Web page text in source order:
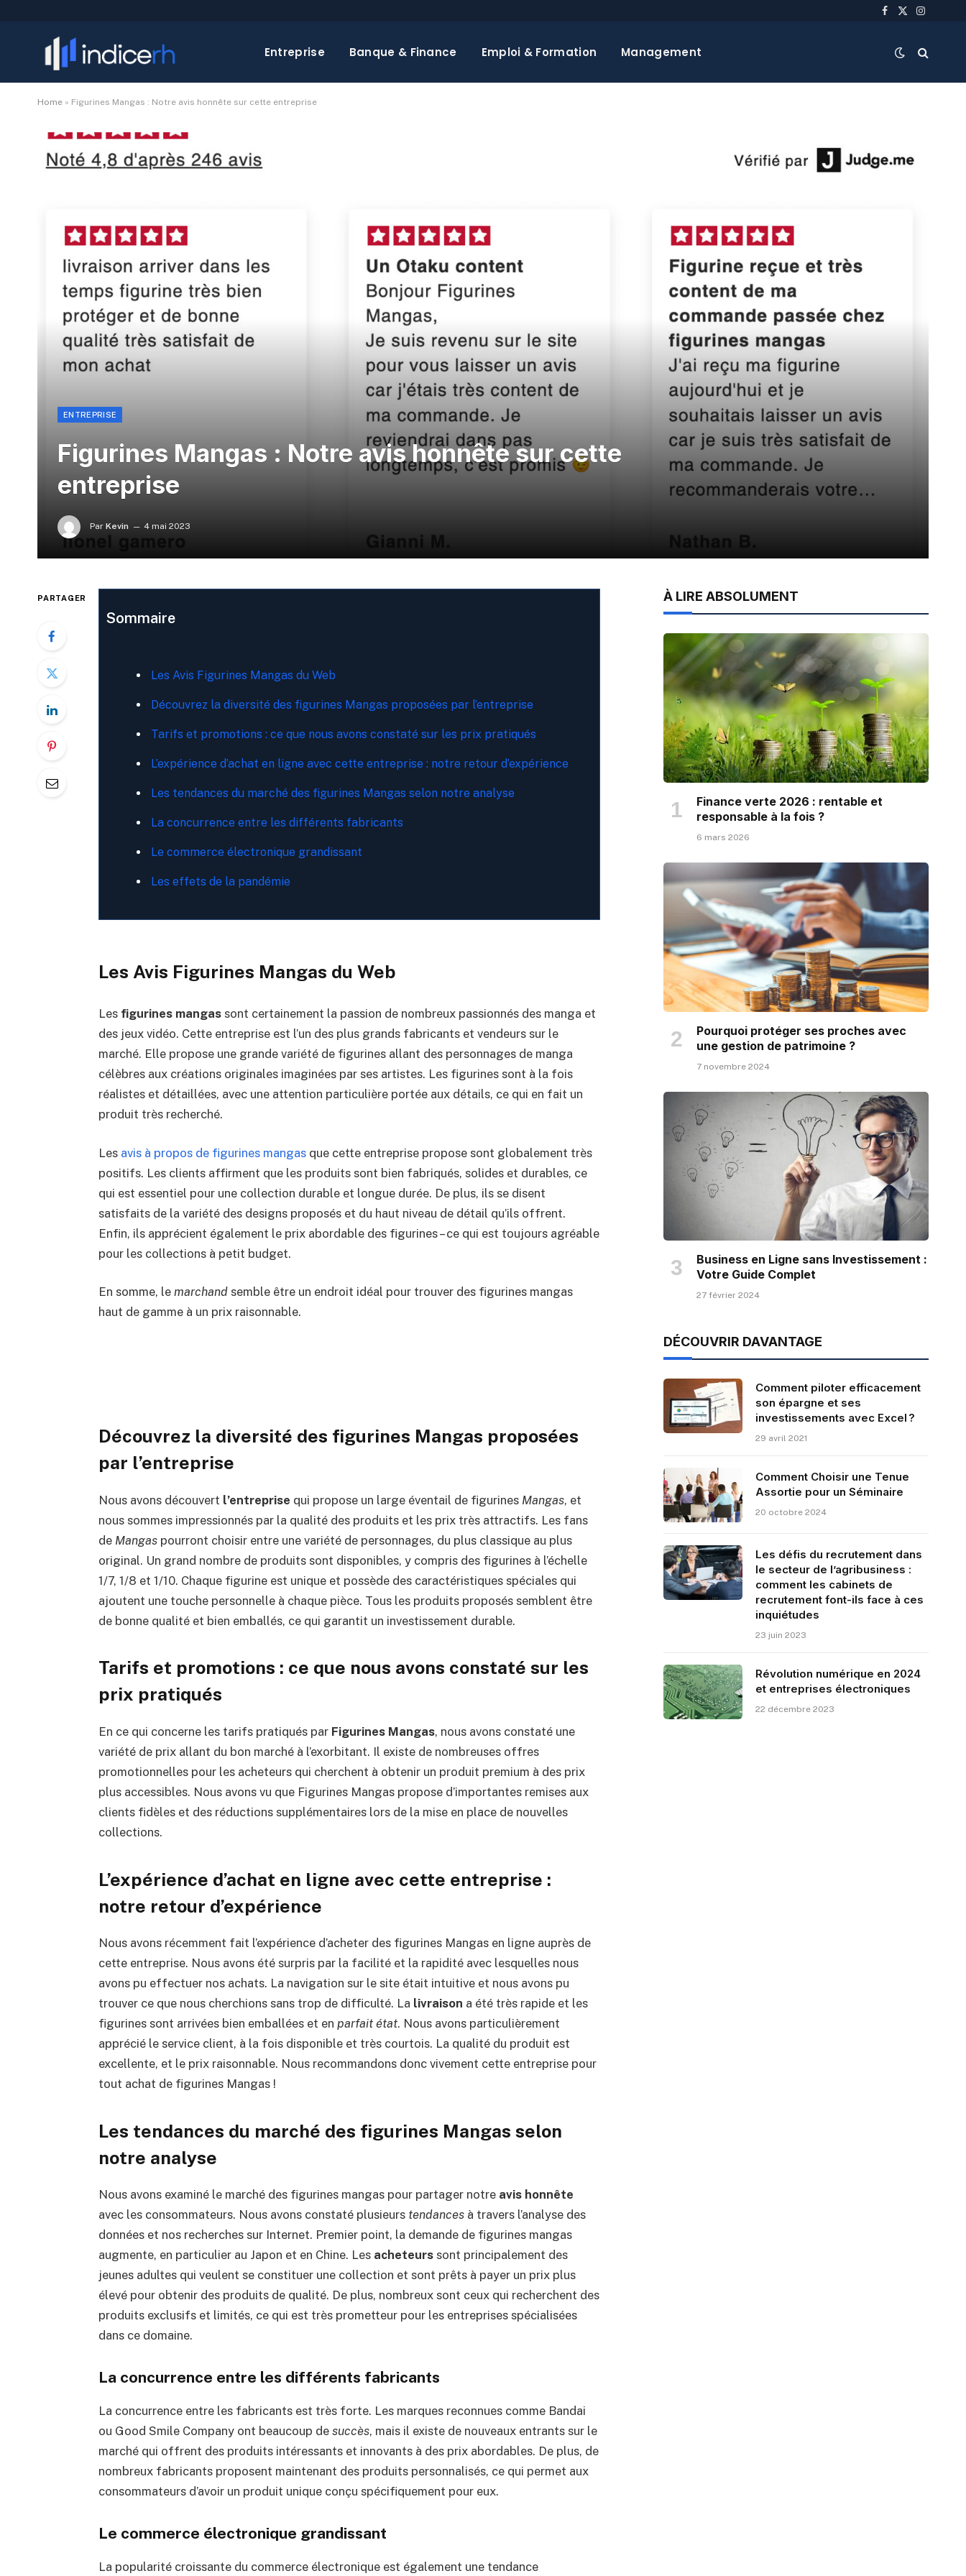
Facebook
X
Entreprise Banque & Finance Emploi & Formation Management
Home » Figurines Mangas : Notre avis honnête sur cette entreprise
ENTREPRISE
Figurines Mangas : Notre avis honnête sur cette
entreprise
Par Kevin 4 mai 2023
PARTAGER
Sommaire
Les Avis Figurines Mangas du Web
Découvrez la diversité des figurines Mangas proposées par l’entreprise
Tarifs et promotions : ce que nous avons constaté sur les prix pratiqués
L’expérience d’achat en ligne avec cette entreprise : notre retour d’expérience
Les tendances du marché des figurines Mangas selon notre analyse
La concurrence entre les différents fabricants
Le commerce électronique grandissant
Les effets de la pandémie
Les Avis Figurines Mangas du Web
Les figurines mangassont certainement la passion de nombreux passionnés des manga et
des jeux vidéo. Cette entreprise est l’un des plus grands fabricants et vendeurs sur le
marché. Elle propose une grande variété de figurines allant des personnages de manga
célèbres aux créations originales imaginées par ses artistes. Les figurines sont à la fois
réalistes et détaillées, avec une attention particulière portée aux détails, ce qui en fait un
produit très recherché.
Les avis à propos de figurines mangasque cette entreprise propose sont globalement très
positifs. Les clients affirment que les produits sont bien fabriqués, solides et durables, ce
qui est essentiel pour une collection durable et longue durée. De plus, ils se disent
satisfaits de la variété des designs proposés et du haut niveau de détail qu’ils offrent.
Enfin, ils apprécient également le prix abordable des figurines – ce qui est toujours agréable
pour les collections à petit budget.
En somme, le marchandsemble être un endroit idéal pour trouver des figurines mangas
haut de gamme à un prix raisonnable.
Découvrez la diversité des figurines Mangas proposées
par l’entreprise
Nous avons découvert l’entreprise qui propose un large éventail de figurines Mangas, et
nous sommes impressionnés par la qualité des produits et les prix très attractifs. Les fans
de Mangaspourront choisir entre une variété de personnages, du plus classique au plus
original. Un grand nombre de produits sont disponibles, y compris des figurines à l’échelle
1/7, 1/8 et 1/10. Chaque figurine est unique et possède des caractéristiques spéciales qui
ajoutent une touche personnelle à chaque pièce. Tous les produits proposés semblent être
de bonne qualité et bien emballés, ce qui garantit un investissement durable.
Tarifs et promotions : ce que nous avons constaté sur les
prix pratiqués
En ce qui concerne les tarifs pratiqués par Figurines Mangas, nous avons constaté une
variété de prix allant du bon marché à l’exorbitant. Il existe de nombreuses offres
promotionnelles pour les acheteurs qui cherchent à obtenir un produit premium à des prix
plus accessibles. Nous avons vu que Figurines Mangas propose d’importantes remises aux
clients fidèles et des réductions supplémentaires lors de la mise en place de nouvelles
collections.
L’expérience d’achat en ligne avec cette entreprise :
notre retour d’expérience
Nous avons récemment fait l’expérience d’acheter des figurines Mangas en ligne auprès de
cette entreprise. Nous avons été surpris par la facilité et la rapidité avec lesquelles nous
avons pu effectuer nos achats. La navigation sur le site était intuitive et nous avons pu
trouver ce que nous cherchions sans trop de difficulté. La livraison a été très rapide et les
figurines sont arrivées bien emballées et en parfait état. Nous avons particulièrement
apprécié le service client, à la fois disponible et très courtois. La qualité du produit est
excellente, et le prix raisonnable. Nous recommandons donc vivement cette entreprise pour
tout achat de figurines Mangas !
Les tendances du marché des figurines Mangas selon
notre analyse
Nous avons examiné le marché des figurines mangas pour partager notre avis honnête
avec les consommateurs. Nous avons constaté plusieurs tendancesà travers l’analyse des
données et nos recherches sur Internet. Premier point, la demande de figurines mangas
augmente, en particulier au Japon et en Chine. Les acheteurssont principalement des
jeunes adultes qui veulent se constituer une collection et sont prêts à payer un prix plus
élevé pour obtenir des produits de qualité. De plus, nombreux sont ceux qui recherchent des
produits exclusifs et limités, ce qui est très prometteur pour les entreprises spécialisées
dans ce domaine.
La concurrence entre les différents fabricants
La concurrence entre les fabricants est très forte. Les marques reconnues comme Bandai
ou Good Smile Company ont beaucoup de succès, mais il existe de nouveaux entrants sur le
marché qui offrent des produits intéressants et innovants à des prix abordables. De plus, de
nombreux fabricants proposent maintenant des produits personnalisés, ce qui permet aux
consommateurs d’avoir un produit unique conçu spécifiquement pour eux.
Le commerce électronique grandissant
La popularité croissante du commerce électronique est également une tendance
À LIRE ABSOLUMENT
Finance verte 2026 : rentable et
responsable à la fois ?
6 mars 2026
Pourquoi protéger ses proches avec
une gestion de patrimoine ?
7 novembre 2024
Business en Ligne sans Investissement :
Votre Guide Complet
27 février 2024
DÉCOUVRIR DAVANTAGE
Comment piloter efficacement
son épargne et ses
investissements avec Excel ?
29 avril 2021
Comment Choisir une Tenue
Assortie pour un Séminaire
20 octobre 2024
Les défis du recrutement dans
le secteur de l’agribusiness :
comment les cabinets de
recrutement font-ils face à ces
inquiétudes
23 juin 2023
Révolution numérique en 2024
et entreprises électroniques
22 décembre 2023